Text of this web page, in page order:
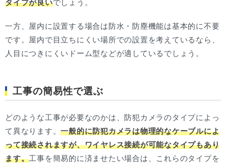
タイプが良いでしょう。
一方、屋内に設置する場合は防水・防塵機能は基本的に不要
です。屋内で目立ちにくい場所での設置を考えているなら、
人目につきにくいドーム型などが適しているでしょう。
工事の簡易性で選ぶ
どのような工事が必要なのかは、防犯カメラのタイプによっ
て異なります。一般的に防犯カメラは物理的なケーブルによ
って接続されますが、ワイヤレス接続が可能なタイプもあり
ます。工事を簡易的に済ませたい場合は、これらのタイプを